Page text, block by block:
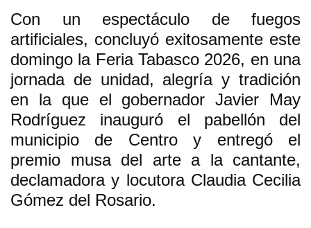
Con un espectáculo de fuegos
artificiales, concluyó exitosamente este
domingo la Feria Tabasco 2026, en una
jornada de unidad, alegría y tradición
en la que el gobernador Javier May
Rodríguez inauguró el pabellón del
municipio de Centro y entregó el
premio musa del arte a la cantante,
declamadora y locutora Claudia Cecilia
Gómez del Rosario.